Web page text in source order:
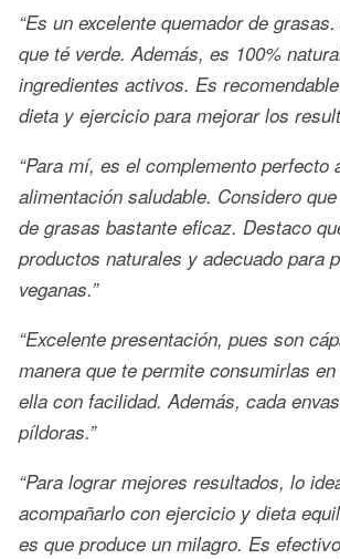
“Es un excelente quemador de
que té verde. Además, es 100%
ingredientes activos. Es
dieta y ejercicio para mejorar los
“Para mí, es el complemento perfecto
alimentación saludable. Considero
de grasas bastante eficaz. Destaco
productos naturales y adecuado para
veganas.”
“Excelente presentación, pues son
manera que te permite consumirlas
ella con facilidad. Además, cada
píldoras.”
“Para lograr mejores resultados, lo
acompañarlo con ejercicio y dieta
es que produce un milagro. Es